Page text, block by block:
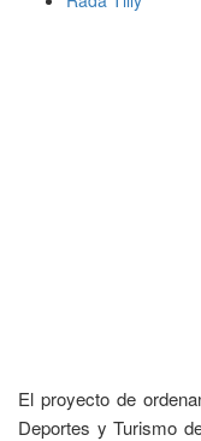
El proyecto de
Deportes y Turismo